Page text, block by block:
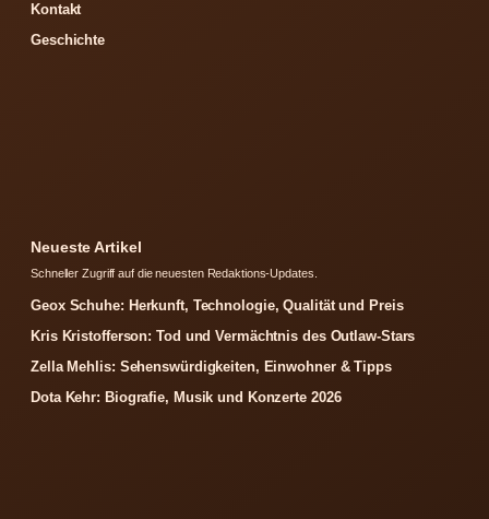
Kontakt
Geschichte
Neueste Artikel
Schneller Zugriff auf die neuesten Redaktions-Updates.
Geox Schuhe: Herkunft, Technologie, Qualität und Preis
Kris Kristofferson: Tod und Vermächtnis des Outlaw-Stars
Zella Mehlis: Sehenswürdigkeiten, Einwohner & Tipps
Dota Kehr: Biografie, Musik und Konzerte 2026